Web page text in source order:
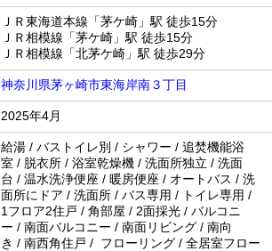
ＪＲ東海道本線「茅ケ崎」駅 徒歩15分
ＪＲ相模線「茅ケ崎」駅 徒歩15分
ＪＲ相模線「北茅ケ崎」駅 徒歩29分
神奈川県茅ヶ崎市東海岸南３丁目
2025年4月
給湯 / バストイレ別 / シャワー / 追焚機能浴
室 / 脱衣所 / 浴室乾燥機 / 洗面所独立 / 洗面
台 / 温水洗浄便座 / 暖房便座 / オートバス / 洗
面所にドア / 洗面所 / バス専用 / トイレ専用 /
1フロア2住戸 / 角部屋 / 2面採光 / バルコニ
ー / 南面バルコニー / 南面リビング / 南向
き / 南西角住戸 / フローリング / 全居室フロー